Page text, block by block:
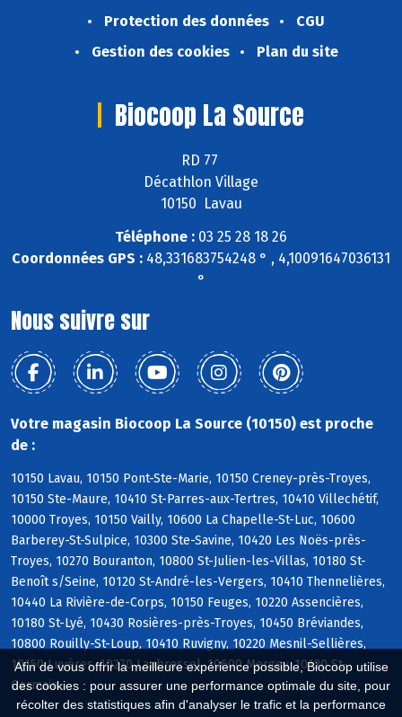
Afin de vous offrir la meilleure expérience possible, Biocoop utilise
des cookies : pour assurer une performance optimale du site, pour
récolter des statistiques afin d'analyser le trafic et la performance
Protection des données
CGU
Gestion des cookies
Plan du site
Biocoop La Source
RD 77
Décathlon Village
10150 Lavau
Téléphone : 03 25 28 18 26
Coordonnées GPS : 48,331683754248 ° , 4,10091647036131
°
Nous suivre sur
Votre magasin Biocoop La Source (10150) est proche
de :
10150 Lavau, 10150 Pont-Ste-Marie, 10150 Creney-près-Troyes,
10150 Ste-Maure, 10410 St-Parres-aux-Tertres, 10410 Villechétif,
10000 Troyes, 10150 Vailly, 10600 La Chapelle-St-Luc, 10600
Barberey-St-Sulpice, 10300 Ste-Savine, 10420 Les Noës-près-
Troyes, 10270 Bouranton, 10800 St-Julien-les-Villas, 10180 St-
Benoît s/Seine, 10120 St-André-les-Vergers, 10410 Thennelières,
10440 La Rivière-de-Corps, 10150 Feuges, 10220 Assencières,
10180 St-Lyé, 10430 Rosières-près-Troyes, 10450 Bréviandes,
10800 Rouilly-St-Loup, 10410 Ruvigny, 10220 Mesnil-Sellières,
10150 Luyères, 10270 Laubressel, 10600 Mergey, 10120 St-
Germain